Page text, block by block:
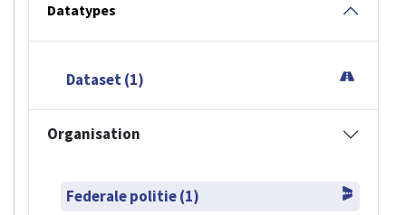
Datatypes
Dataset (1)
Organisation
Federale politie (1)